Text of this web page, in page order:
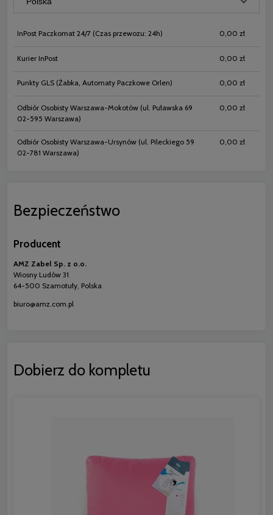
InPost Paczkomat 24/7 (Czas przewozu: 24h) 0,00 zł
Kurier InPost 0,00 zł
Punkty GLS (Żabka, Automaty Paczkowe Orlen) 0,00 zł
Odbiór Osobisty Warszawa-Mokotów (ul. Puławska 69
02-595 Warszawa)
0,00 zł
Odbiór Osobisty Warszawa-Ursynów (ul. Pileckiego 59
02-781 Warszawa)
0,00 zł
Bezpieczeństwo
Producent
AMZ Zabel Sp. z o.o.
Wiosny Ludów 31
64-500 Szamotuły, Polska
biuro@amz.com.pl
Dobierz do kompletu